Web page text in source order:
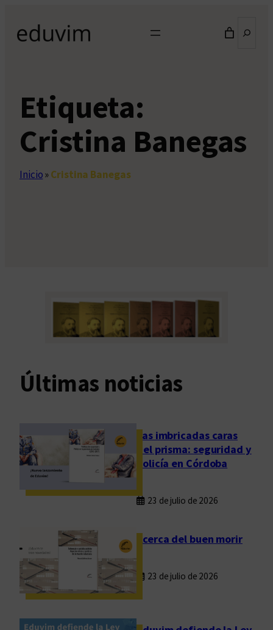
contenido
Etiqueta:
Cristina Banegas
Inicio»Cristina Banegas
Últimas noticias
Las imbricadas caras
del prisma: seguridad y
policía en Córdoba
23 de julio de 2026
Acerca del buen morir
23 de julio de 2026